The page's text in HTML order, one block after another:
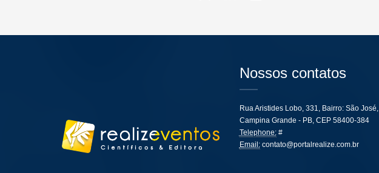
Nossos contatos
Rua Aristides Lobo, 331, Bairro: São José,
Campina Grande - PB, CEP 58400-384
Telephone:#
Email: contato@portalrealize.com.br